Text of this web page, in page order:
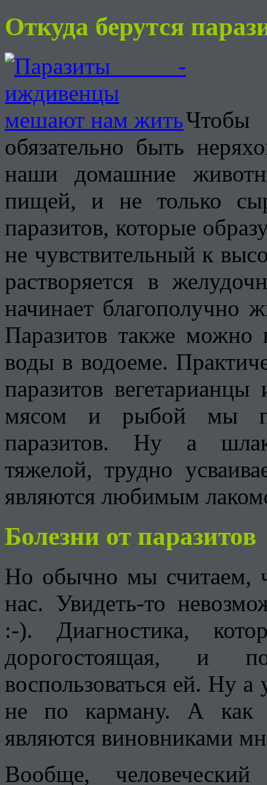
Откуда берутся
Чтобы
обязательно быть
наши домашние
пищей, и не только
паразитов, которые
не чувствительный к
растворяется в
начинает благополучно
Паразитов также можно
воды в водоеме.
паразитов
мясом и рыбой мы
паразитов. Ну а
тяжелой, трудно
являются любимым
Болезни от паразитов
Но обычно мы считаем,
нас. Увидеть-то
:-). Диагностика,
дорогостоящая, и
воспользоваться ей. Ну
не по карману. А как
являются виновниками
Вообще,